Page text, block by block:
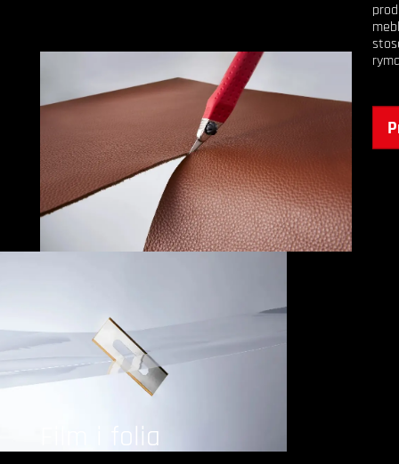
Film i folia